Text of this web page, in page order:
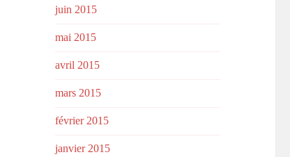
juin 2015
mai 2015
avril 2015
mars 2015
février 2015
janvier 2015